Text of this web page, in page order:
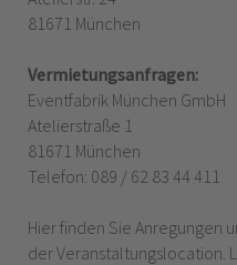
81671 München
Vermietungsanfragen:
Eventfabrik München GmbH
Atelierstraße 1
81671 München
Telefon: 089 / 62 83 44 411
Hier finden Sie Anregungen
der Veranstaltungslocation.